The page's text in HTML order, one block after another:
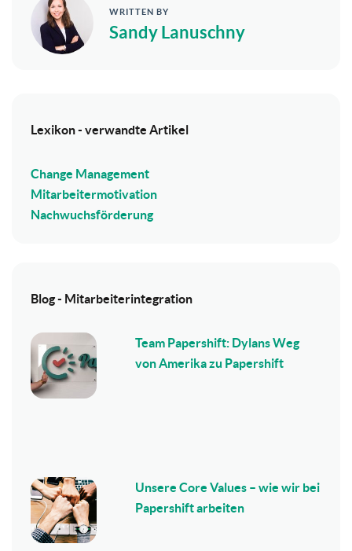
WRITTEN BY
Sandy Lanuschny
Lexikon - verwandte Artikel
Change Management
Mitarbeitermotivation
Nachwuchsförderung
Blog - Mitarbeiterintegration
Team Papershift: Dylans Weg
von Amerika zu Papershift
Unsere Core Values – wie wir bei
Papershift arbeiten